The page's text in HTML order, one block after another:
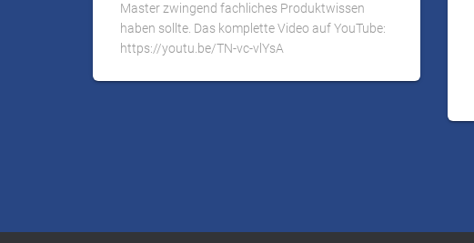
Master zwingend fachliches Produktwissen
haben sollte. Das komplette Video auf YouTube:
https://youtu.be/TN-vc-vlYsA